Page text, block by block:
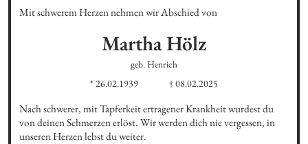
Mit schwerem Herzen nehmen wir Abschied von
MarthaHölz
geb. Henrich
* 26.02.1939
† 08.02.2025
Nach schwerer, mit Tapferkeit ertragener Krankheit wurdest du
von deinen Schmerzen erlöst. Wir werden dich nie vergessen, in
unseren Herzen lebst du weiter.